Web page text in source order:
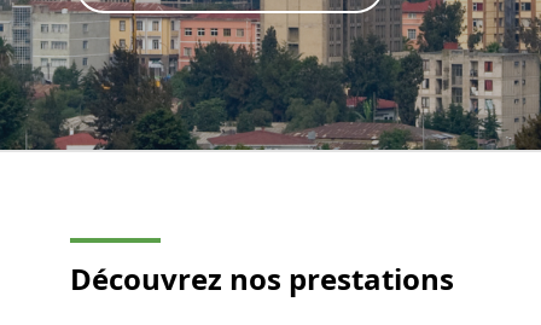
Découvrez nos prestations